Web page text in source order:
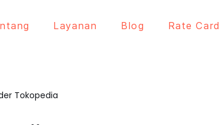
Layanan Blog Rate Card
Tokopedia